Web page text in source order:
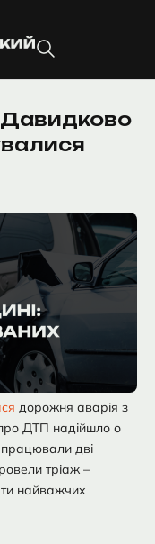
дорожня аварія з
ДТП надійшло о
працювали дві
тріаж –
найважчих